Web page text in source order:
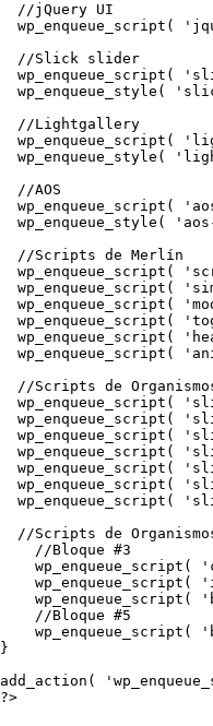
  //jQuery UI
wp_enqueue_script(
  //Slick slider
wp_enqueue_script(
wp_enqueue_style(
  //Lightgallery
wp_enqueue_script(
wp_enqueue_style(
  //AOS
wp_enqueue_script(
wp_enqueue_style(
  //Scripts de Merlín
wp_enqueue_script(
wp_enqueue_script(
wp_enqueue_script(
wp_enqueue_script(
wp_enqueue_script(
wp_enqueue_script(
//Scripts de
wp_enqueue_script(
wp_enqueue_script(
wp_enqueue_script(
wp_enqueue_script(
wp_enqueue_script(
wp_enqueue_script(
wp_enqueue_script(
//Scripts de
    //Bloque #3
wp_enqueue_script(
wp_enqueue_script(
wp_enqueue_script(
    //Bloque #5
wp_enqueue_script(
}
add_action(
?>